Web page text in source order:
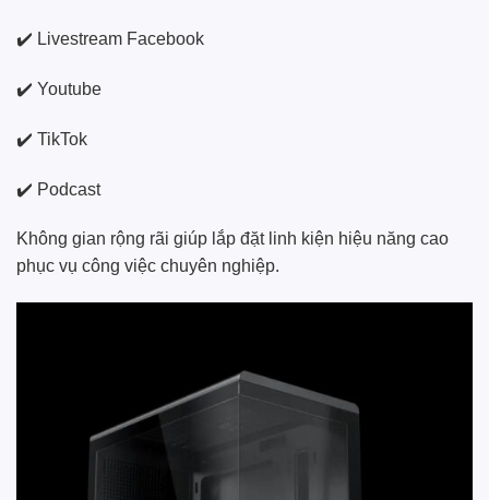
✔️ Livestream Facebook
✔️ Youtube
✔️ TikTok
✔️ Podcast
Không gian rộng rãi giúp lắp đặt linh kiện hiệu năng cao
phục vụ công việc chuyên nghiệp.